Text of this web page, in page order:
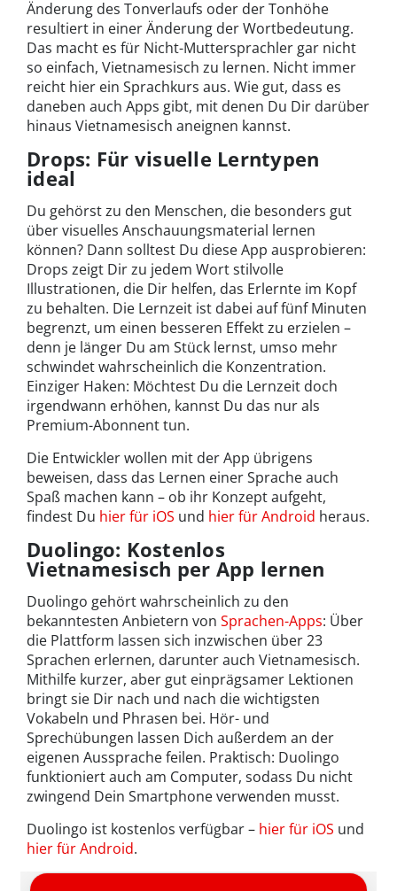
Änderung des Tonverlaufs oder der Tonhöhe
resultiert in einer Änderung der Wortbedeutung.
Das macht es für Nicht-Muttersprachler gar nicht
so einfach, Vietnamesisch zu lernen. Nicht immer
reicht hier ein Sprachkurs aus. Wie gut, dass es
daneben auch Apps gibt, mit denen Du Dir darüber
hinaus Vietnamesisch aneignen kannst.
Drops: Für visuelle Lerntypen
ideal
Du gehörst zu den Menschen, die besonders gut
über visuelles Anschauungsmaterial lernen
können? Dann solltest Du diese App ausprobieren:
Drops zeigt Dir zu jedem Wort stilvolle
Illustrationen, die Dir helfen, das Erlernte im Kopf
zu behalten. Die Lernzeit ist dabei auf fünf Minuten
begrenzt, um einen besseren Effekt zu erzielen –
denn je länger Du am Stück lernst, umso mehr
schwindet wahrscheinlich die Konzentration.
Einziger Haken: Möchtest Du die Lernzeit doch
irgendwann erhöhen, kannst Du das nur als
Premium-Abonnent tun.
Die Entwickler wollen mit der App übrigens
beweisen, dass das Lernen einer Sprache auch
Spaß machen kann – ob ihr Konzept aufgeht,
findest Du hier für iOS und hier für Android heraus.
Duolingo: Kostenlos
Vietnamesisch per App lernen
Duolingo gehört wahrscheinlich zu den
bekanntesten Anbietern von Sprachen-Apps: Über
die Plattform lassen sich inzwischen über 23
Sprachen erlernen, darunter auch Vietnamesisch.
Mithilfe kurzer, aber gut einprägsamer Lektionen
bringt sie Dir nach und nach die wichtigsten
Vokabeln und Phrasen bei. Hör- und
Sprechübungen lassen Dich außerdem an der
eigenen Aussprache feilen. Praktisch: Duolingo
funktioniert auch am Computer, sodass Du nicht
zwingend Dein Smartphone verwenden musst.
Duolingo ist kostenlos verfügbar – hier für iOS und
hier für Android.